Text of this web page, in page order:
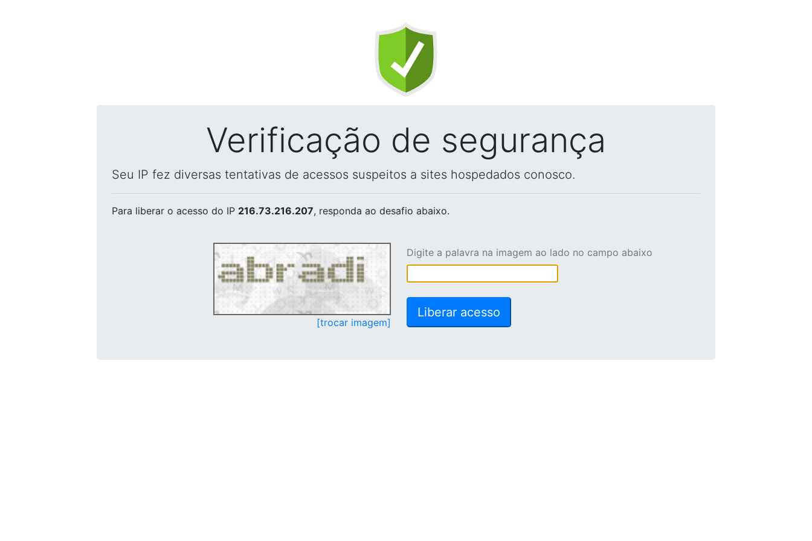
Verificação de segurança
Seu IP fez diversas tentativas de acessos suspeitos a sites hospedados conosco.
Para liberar o acesso do IP 216.73.216.207, responda ao desafio abaixo.
[trocar imagem]
Digite a palavra na imagem ao lado no campo abaixo